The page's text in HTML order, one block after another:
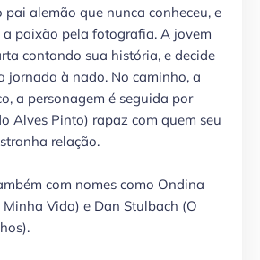
pai alemão que nunca conheceu, e
paixão pela fotografia. A jovem
contando sua história, e decide
jornada à nado. No caminho, a
a personagem é seguida por
Alves Pinto) rapaz com quem seu
relação.
com nomes como Ondina
Minha Vida) e Dan Stulbach (O